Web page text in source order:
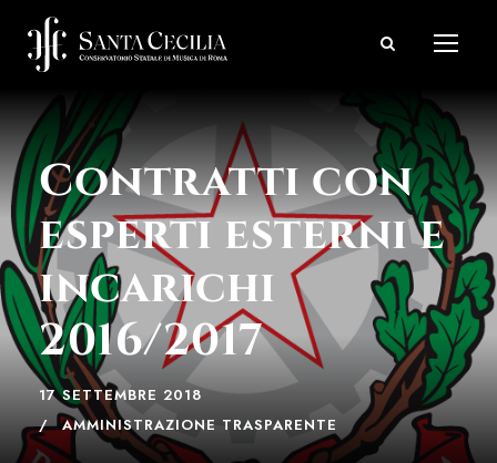
Contratti con
esperti esterni e
incarichi
2016/2017
17 SETTEMBRE 2018
AMMINISTRAZIONE TRASPARENTE